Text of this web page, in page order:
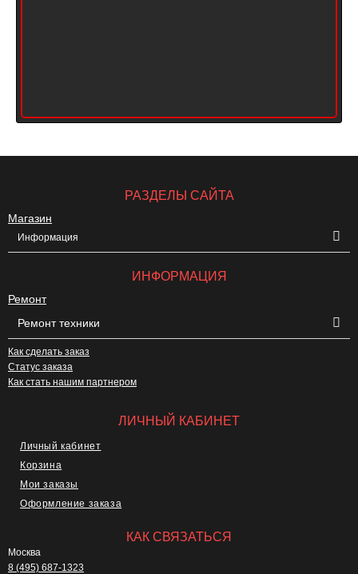
РАЗДЕЛЫ САЙТА
Магазин
Информация
ИНФОРМАЦИЯ
Ремонт
Ремонт техники
Как сделать заказ
Статус заказа
Как стать нашим партнером
ЛИЧНЫЙ КАБИНЕТ
Личный кабинет
Корзина
Мои заказы
Оформление заказа
КАК СВЯЗАТЬСЯ
Москва
8 (495) 687-1323